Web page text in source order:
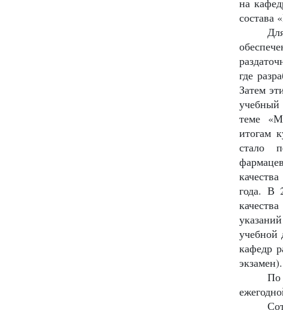
на
состава
где
Затем
учебный
теме
итогам
стало
года. В
учебной
кафедр
экзамен).
По